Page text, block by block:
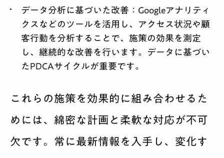
データ分析に基づいた改善： Googleアナリティ
クスなどのツールを活用し、アクセス状況や顧
客行動を分析することで、施策の効果を測定
し、継続的な改善を行います。データに基づい
たPDCAサイクルが重要です。
これらの施策を効果的に組み合わせるた
めには、綿密な計画と柔軟な対応が不可
欠です。常に最新情報を入手し、変化す